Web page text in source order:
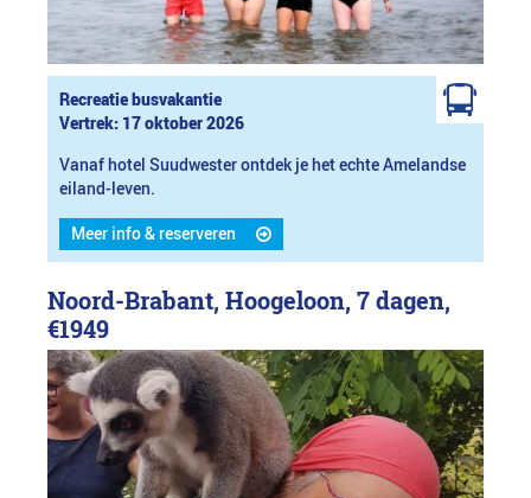
Recreatie busvakantie
Vertrek: 17 oktober 2026
Vanaf hotel Suudwester ontdek je het echte Amelandse
eiland-leven.
Meer info & reserveren
Noord-Brabant, Hoogeloon, 7 dagen,
€1949